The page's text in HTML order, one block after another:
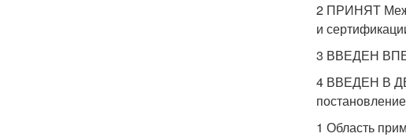
2 ПРИНЯТ
и
3 ВВЕДЕН
4 ВВЕДЕН В
1 Область